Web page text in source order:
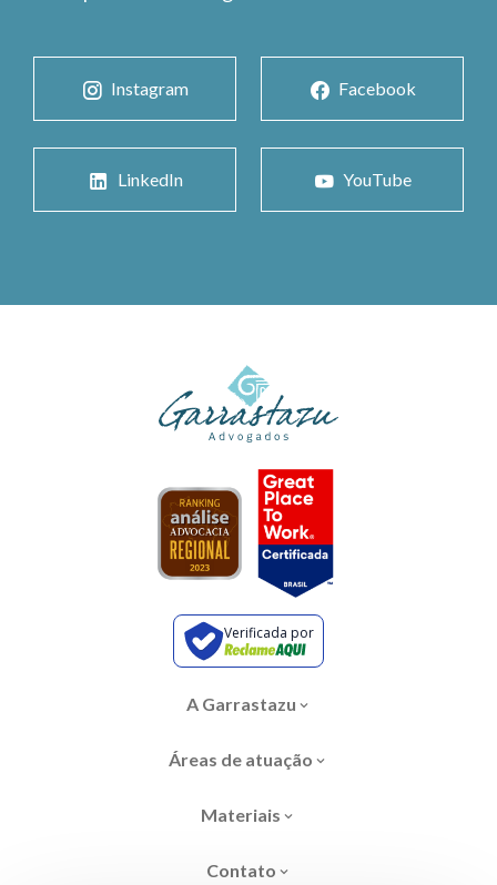
Instagram Facebook
LinkedIn YouTube
Verificada por
A Garrastazu
Áreas de atuação
Materiais
Contato